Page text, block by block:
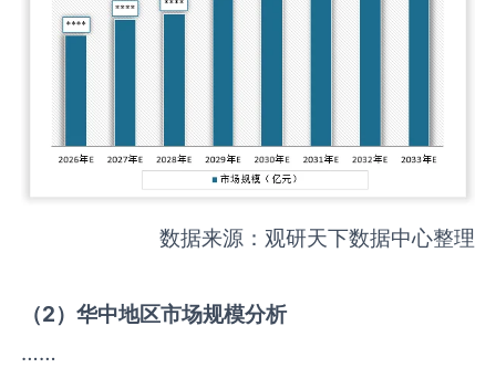
数据来源：观研天下数据中心整理
（2）华中地区市场规模分析
……